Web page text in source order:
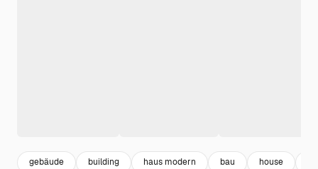
gebäude building haus modern bau house